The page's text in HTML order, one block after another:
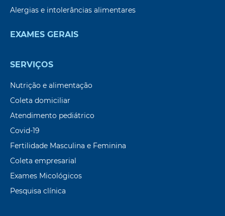
Alergias e intolerâncias alimentares
EXAMES GERAIS
SERVIÇOS
Nutrição e alimentação
Coleta domiciliar
Atendimento pediátrico
Covid-19
Fertilidade Masculina e Feminina
Coleta empresarial
Exames Micológicos
Pesquisa clínica